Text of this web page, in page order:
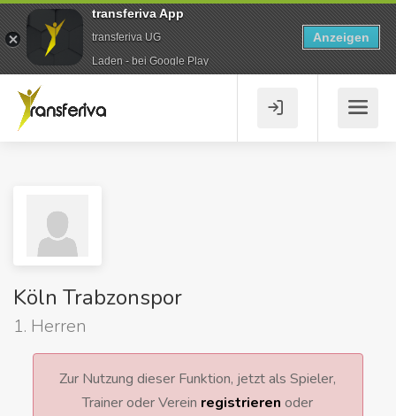
Köln Trabzonspor
1. Herren
Zur Nutzung dieser Funktion, jetzt als Spieler,
Trainer oder Verein registrieren oder
transferiva App
transferiva UG
Laden - bei Google Play
Anzeigen